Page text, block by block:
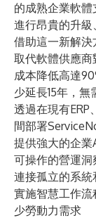
的成熟企業軟
進行昂貴的升級
借助這一新解決
取代軟體供應商
成本降低高達
少延長15年，
透過在現有ERP
間部署
提供強大的企
可操作的營運
連接孤立的系統
實施智慧工作
少勞動力需求